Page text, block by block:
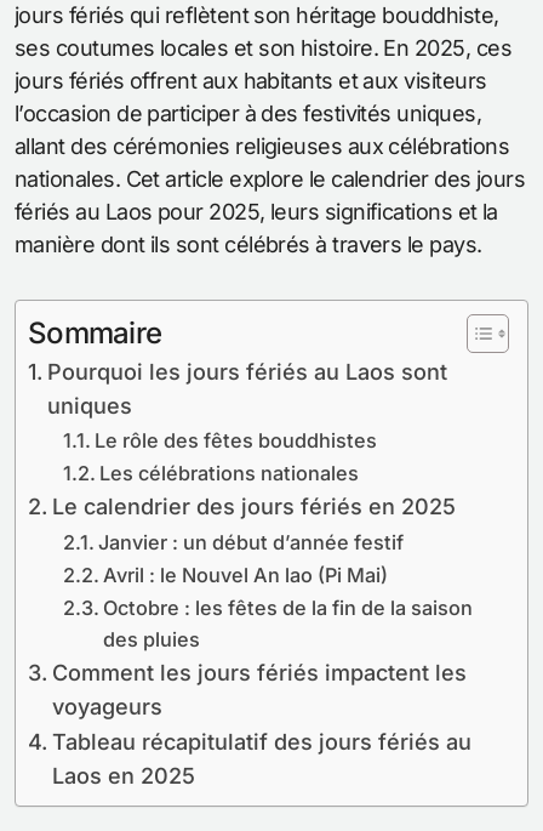
jours fériés qui reflètent son héritage bouddhiste,
ses coutumes locales et son histoire. En 2025, ces
jours fériés offrent aux habitants et aux visiteurs
l’occasion de participer à des festivités uniques,
allant des cérémonies religieuses aux célébrations
nationales. Cet article explore le calendrier des jours
fériés au Laos pour 2025, leurs significations et la
manière dont ils sont célébrés à travers le pays.
Sommaire
Pourquoi les jours fériés au Laos sont
uniques
Le rôle des fêtes bouddhistes
Les célébrations nationales
Le calendrier des jours fériés en 2025
Janvier : un début d’année festif
Avril : le Nouvel An lao (Pi Mai)
Octobre : les fêtes de la fin de la saison
des pluies
Comment les jours fériés impactent les
voyageurs
Tableau récapitulatif des jours fériés au
Laos en 2025